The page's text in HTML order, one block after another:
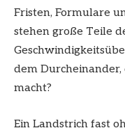
Fristen, Formulare
stehen große Teile
dem Durcheinander,
macht?
Ein Landstrich fast